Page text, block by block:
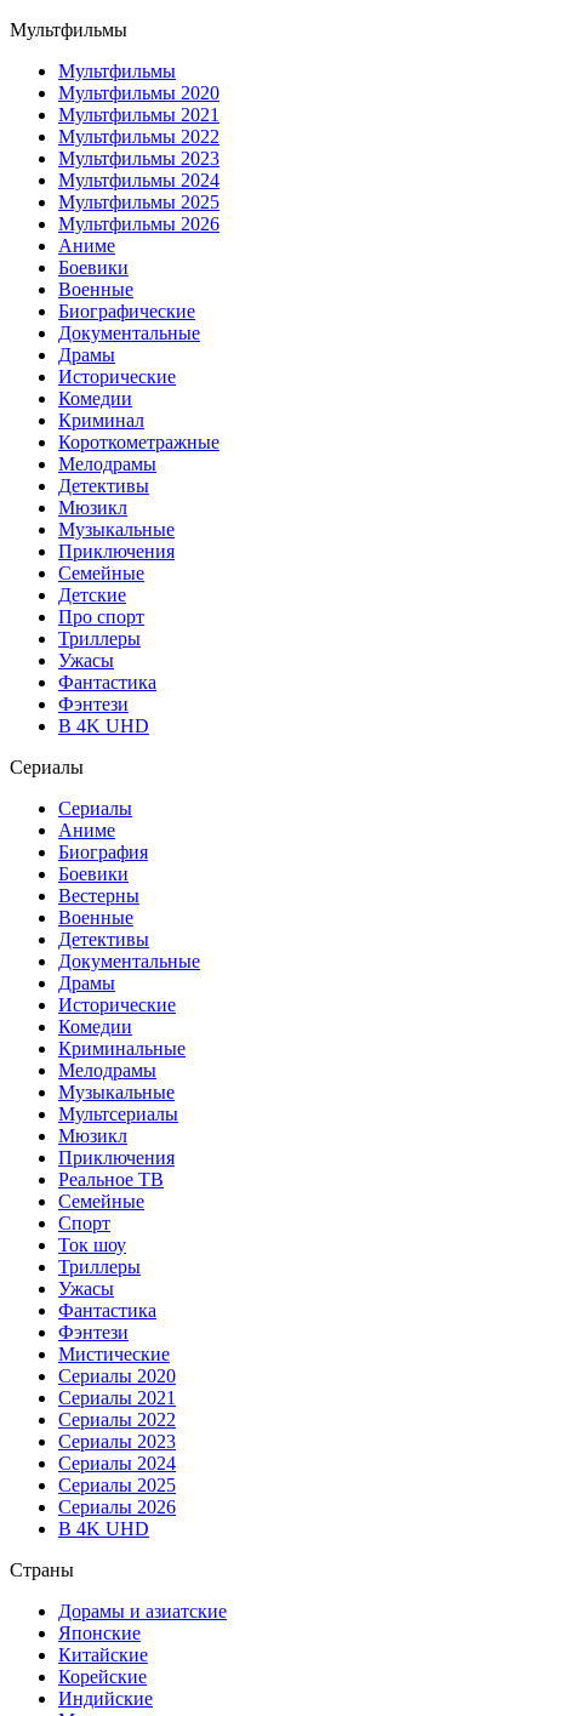
Мультфильмы
Мультфильмы
Мультфильмы 2020
Мультфильмы 2021
Мультфильмы 2022
Мультфильмы 2023
Мультфильмы 2024
Мультфильмы 2025
Мультфильмы 2026
Аниме
Боевики
Военные
Биографические
Документальные
Драмы
Исторические
Комедии
Криминал
Короткометражные
Мелодрамы
Детективы
Мюзикл
Музыкальные
Приключения
Семейные
Детские
Про спорт
Триллеры
Ужасы
Фантастика
Фэнтези
В 4K UHD
Сериалы
Сериалы
Аниме
Биография
Боевики
Вестерны
Военные
Детективы
Документальные
Драмы
Исторические
Комедии
Криминальные
Мелодрамы
Музыкальные
Мультсериалы
Мюзикл
Приключения
Реальное ТВ
Семейные
Спорт
Ток шоу
Триллеры
Ужасы
Фантастика
Фэнтези
Мистические
Сериалы 2020
Сериалы 2021
Сериалы 2022
Сериалы 2023
Сериалы 2024
Сериалы 2025
Сериалы 2026
В 4K UHD
Страны
Дорамы и азиатские
Японские
Китайские
Корейские
Индийские